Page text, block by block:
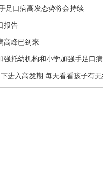
足口病高发态势将会持续
报告
高峰已到来
强托幼机构和小学加强手足口
进入高发期 每天看看孩子有